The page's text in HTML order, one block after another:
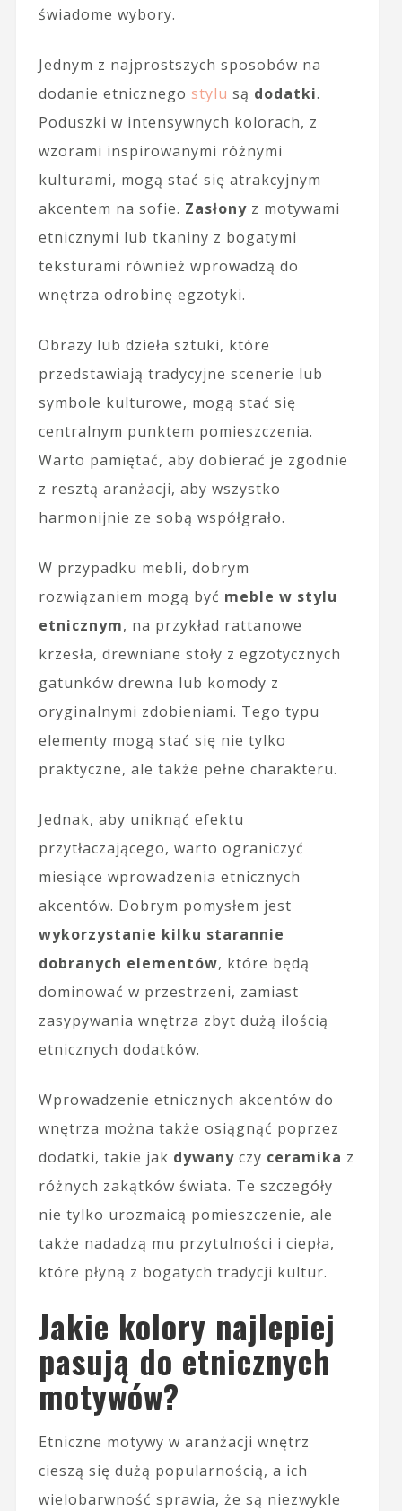
świadome wybory.
Jednym z najprostszych sposobów na
dodanie etnicznego stylu są dodatki.
Poduszki w intensywnych kolorach, z
wzorami inspirowanymi różnymi
kulturami, mogą stać się atrakcyjnym
akcentem na sofie. Zasłonyz motywami
etnicznymi lub tkaniny z bogatymi
teksturami również wprowadzą do
wnętrza odrobinę egzotyki.
Obrazy lub dzieła sztuki, które
przedstawiają tradycyjne scenerie lub
symbole kulturowe, mogą stać się
centralnym punktem pomieszczenia.
Warto pamiętać, aby dobierać je zgodnie
z resztą aranżacji, aby wszystko
harmonijnie ze sobą współgrało.
W przypadku mebli, dobrym
rozwiązaniem mogą być meble w stylu
etnicznym, na przykład rattanowe
krzesła, drewniane stoły z egzotycznych
gatunków drewna lub komody z
oryginalnymi zdobieniami. Tego typu
elementy mogą stać się nie tylko
praktyczne, ale także pełne charakteru.
Jednak, aby uniknąć efektu
przytłaczającego, warto ograniczyć
miesiące wprowadzenia etnicznych
akcentów. Dobrym pomysłem jest
wykorzystanie kilku starannie
dobranych elementów, które będą
dominować w przestrzeni, zamiast
zasypywania wnętrza zbyt dużą ilością
etnicznych dodatków.
Wprowadzenie etnicznych akcentów do
wnętrza można także osiągnąć poprzez
dodatki, takie jak dywanyczy ceramika z
różnych zakątków świata. Te szczegóły
nie tylko urozmaicą pomieszczenie, ale
także nadadzą mu przytulności i ciepła,
które płyną z bogatych tradycji kultur.
Jakie kolory najlepiej
pasują do etnicznych
motywów?
Etniczne motywy w aranżacji wnętrz
cieszą się dużą popularnością, a ich
wielobarwność sprawia, że są niezwykle